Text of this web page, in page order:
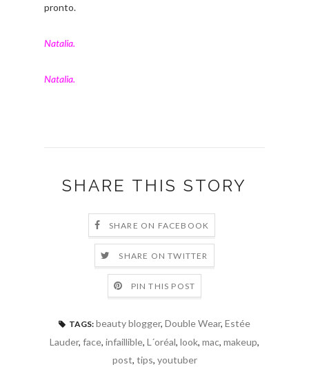
pronto.
Natalia.
Natalia.
SHARE THIS STORY
SHARE ON FACEBOOK
SHARE ON TWITTER
PIN THIS POST
TAGS: beauty blogger, Double Wear, Estée
Lauder, face, infaillible, L´oréal, look, mac, makeup,
post, tips, youtuber